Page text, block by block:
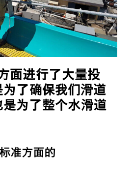
面进行了大量投
了确保我们滑道
为了整个水滑道
准方面的